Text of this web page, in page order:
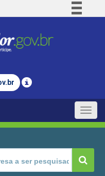
Comunica BR
Legislação
Toggle